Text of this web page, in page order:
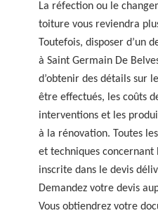
La réfection ou le
toiture vous reviendra
Toutefois, disposer d’un
à Saint Germain De
d’obtenir des détails sur
être effectués, les coûts
interventions et les
à la rénovation. Toutes
et techniques concernant
inscrite dans le devis
Demandez votre devis
Vous obtiendrez votre